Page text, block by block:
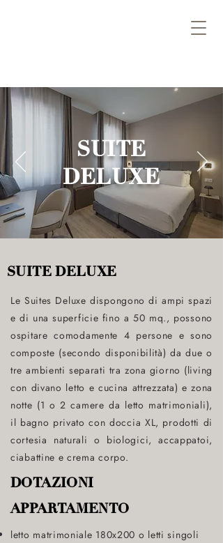
SUITE
DELUXE
SUITE DELUXE
Le Suites Deluxe dispongono di ampi spazi
e di una superficie fino a 50 mq., possono
ospitare comodamente 4 persone e sono
composte (secondo disponibilità) da due o
tre ambienti separati tra zona giorno (living
con divano letto e cucina attrezzata) e zona
notte (1 o 2 camere da letto matrimoniali),
il bagno privato con doccia XL, prodotti di
cortesia naturali o biologici, accappatoi,
ciabattine e crema corpo.
DOTAZIONI
APPARTAMENTO
letto matrimoniale 180x200 o letti singoli